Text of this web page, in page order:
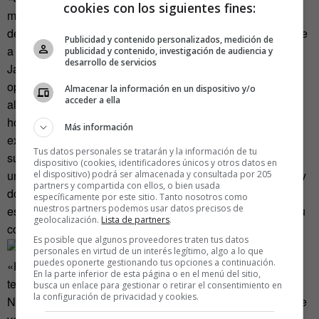
mis costureras. Tiene 30 años y es fantástica. Estoy
deseando que salga para poder contratarla y que me ayude
a manejar el stock y hacer el control de calidad», indica
Jacob en el salón de su casa en Lima, donde dirige las
operaciones de la compañía. Hasta ahora, todo el trabajo
alrededor de la marca en el exterior ha recaído sobre los
hombros del francés. De allí que no vea la hora de poder
expandir las operaciones. El diseñador habla a diario con
sus compañeros por teléfono y visita las cárceles al menos
una vez por semana. «Es un paseo de entre hora y media y
dos horas en autobús», comenta el bretón de 28 años, que
espera convertir el sótano en el lugar de operaciones de su
compañía.
«Hemos logrado vender las 3.000 prendas de la última
temporada, pero ahora es cuando se complican las cosas.
No quiero que Pietà se quede en algo de nicho. Quiero que
cookies con los siguientes fines:
Publicidad y contenido personalizados, medición de
publicidad y contenido, investigación de audiencia y
desarrollo de servicios
Almacenar la información en un dispositivo y/o
acceder a ella
Más información
Tus datos personales se tratarán y la información de tu
dispositivo (cookies, identificadores únicos y otros datos en
el dispositivo) podrá ser almacenada y consultada por 205
partners y compartida con ellos, o bien usada
específicamente por este sitio. Tanto nosotros como
nuestros partners podemos usar datos precisos de
geolocalización. Lista de partners.
Es posible que algunos proveedores traten tus datos
personales en virtud de un interés legítimo, algo a lo que
puedes oponerte gestionando tus opciones a continuación.
En la parte inferior de esta página o en el menú del sitio,
busca un enlace para gestionar o retirar el consentimiento en
la configuración de privacidad y cookies.